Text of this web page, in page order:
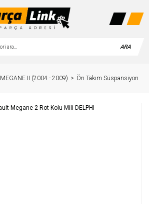
ARA
MEGANE II (2004 - 2009) Ön Takım Süspansiyon